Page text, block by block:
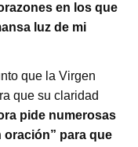
en los que
luz de mi
que la Virgen
que su claridad
pide numerosas
oración” para que